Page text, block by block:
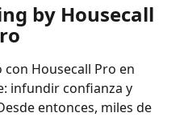
by Housecall
con Housecall Pro en
infundir confianza y
entonces, miles de